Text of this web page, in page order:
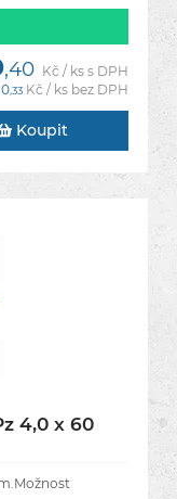
,40 Kč / ks s DPH
0,33 Kč / ks bez DPH
Koupit
4,0 x 60